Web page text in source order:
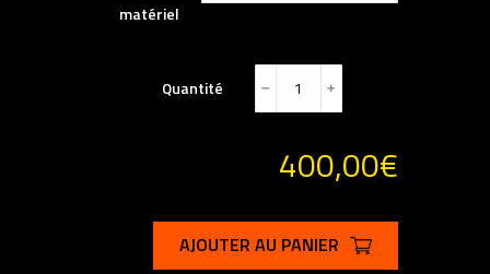
matériel
Quantité ﹣ ﹢
400,00€
AJOUTER AU PANIER